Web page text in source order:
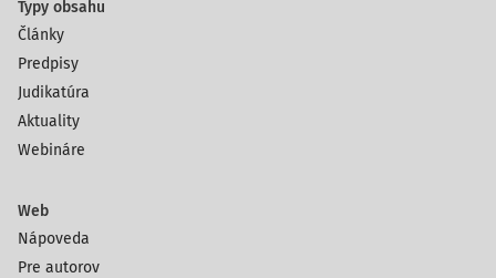
Typy obsahu
Články
Predpisy
Judikatúra
Aktuality
Webináre
Web
Nápoveda
Pre autorov